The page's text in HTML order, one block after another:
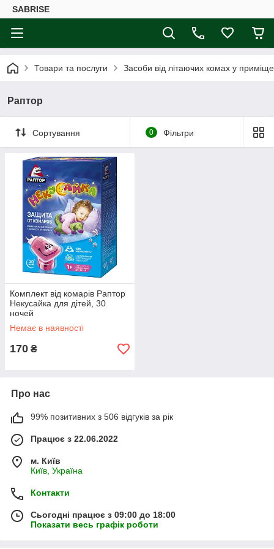
SABRISE
Товари та послуги Засоби від літаючих комах у
Раптор
Сортування 0 Фільтри
Комплект від комарів Раптор
Некусайка для дітей, 30
ночей
Немає в наявності
170 ₴
Про нас
99% позитивних з 506 відгуків за рік
Працює з 22.06.2022
м. Київ
Київ, Україна
Контакти
Сьогодні працює з 09:00 до 18:00
Показати весь графік роботи